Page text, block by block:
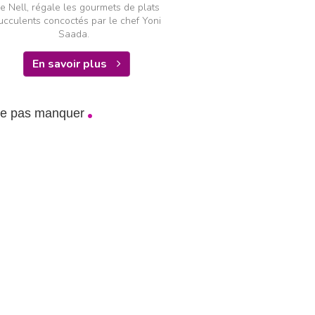
Nell, régale les gourmets de plats
concoctés par le chef Yoni
Saada.
En savoir plus
pas manquer